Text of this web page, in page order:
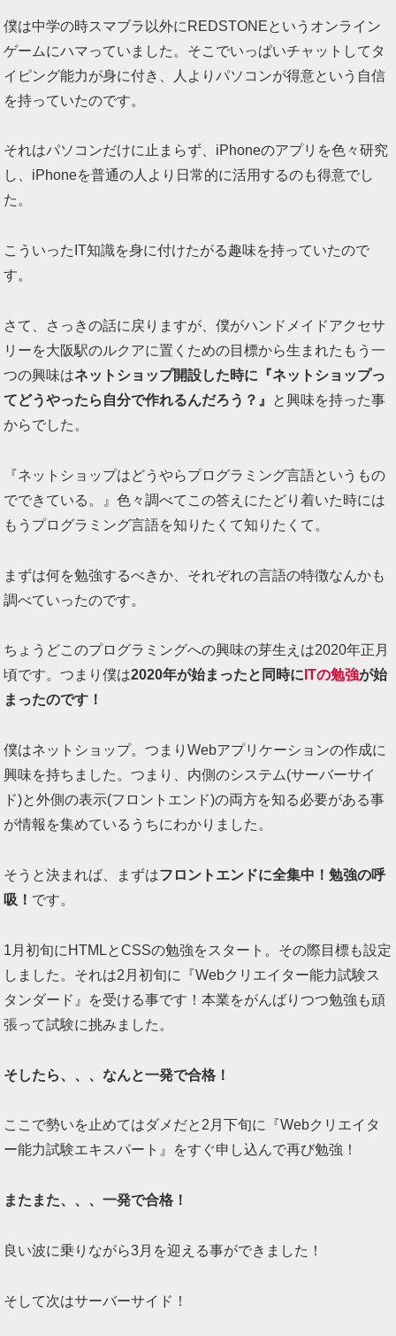
僕は中学の時スマブラ以外にREDSTONEというオンライン
ゲームにハマっていました。そこでいっぱいチャットしてタ
イピング能力が身に付き、人よりパソコンが得意という自信
を持っていたのです。
それはパソコンだけに止まらず、iPhoneのアプリを色々研究
し、iPhoneを普通の人より日常的に活用するのも得意でし
た。
こういったIT知識を身に付けたがる趣味を持っていたので
す。
さて、さっきの話に戻りますが、僕がハンドメイドアクセサ
リーを大阪駅のルクアに置くための目標から生まれたもう一
つの興味はネットショップ開設した時に『ネットショップっ
てどうやったら自分で作れるんだろう？』 と興味を持った事
からでした。
『ネットショップはどうやらプログラミング言語というもの
でできている。』色々調べてこの答えにたどり着いた時には
もうプログラミング言語を知りたくて知りたくて。
まずは何を勉強するべきか、それぞれの言語の特徴なんかも
調べていったのです。
ちょうどこのプログラミングへの興味の芽生えは2020年正月
頃です。つまり僕は2020年が始まったと同時に ITの勉強が始
まったのです！
僕はネットショップ。つまりWebアプリケーションの作成に
興味を持ちました。つまり、内側のシステム(サーバーサイ
ド)と外側の表示(フロントエンド)の両方を知る必要がある事
が情報を集めているうちにわかりました。
そうと決まれば、まずはフロントエンドに全集中！勉強の呼
吸！ です。
1月初旬にHTMLとCSSの勉強をスタート。その際目標も設定
しました。それは2月初旬に『Webクリエイター能力試験ス
タンダード』を受ける事です！本業をがんばりつつ勉強も頑
張って試験に挑みました。
そしたら、、、なんと一発で合格！
ここで勢いを止めてはダメだと2月下旬に『Webクリエイタ
ー能力試験エキスパート』をすぐ申し込んで再び勉強！
またまた、、、一発で合格！
良い波に乗りながら3月を迎える事ができました！
そして次はサーバーサイド！